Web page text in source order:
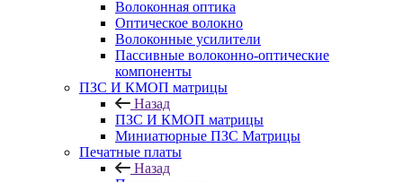
Волоконная оптика
Оптическое волокно
Волоконные усилители
Пассивные волоконно-оптические
компоненты
ПЗС И КМОП матрицы
Назад
ПЗС И КМОП матрицы
Миниатюрные ПЗС Матрицы
Печатные платы
Назад